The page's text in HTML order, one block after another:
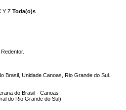
Y Z Toda(o)s
Brasil, Unidade Canoas, Rio Grande do Sul.
do Brasil - Canoas
do Rio Grande do Sul)